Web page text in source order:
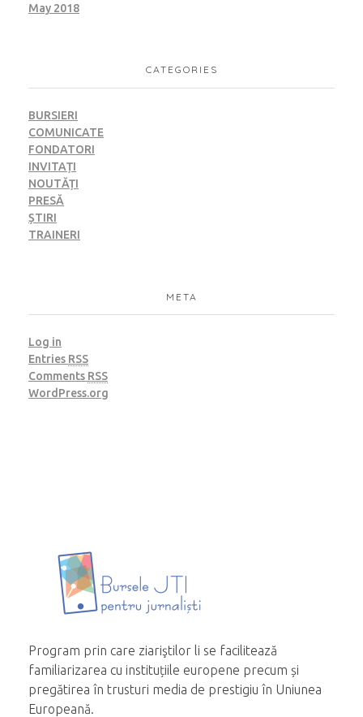
May 2018
CATEGORIES
BURSIERI
COMUNICATE
FONDATORI
INVITAȚI
NOUTĂȚI
PRESĂ
ȘTIRI
TRAINERI
META
Log in
Entries RSS
Comments RSS
WordPress.org
Program prin care ziariştilor li se facilitează
familiarizarea cu instituțiile europene precum și
pregătirea în trusturi media de prestigiu în Uniunea
Europeană.